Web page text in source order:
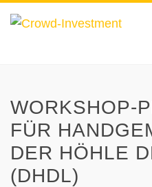
WORKSHOP-
FÜR
DER HÖHLE
(DHDL)